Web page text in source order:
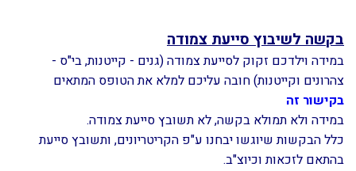
בקשה לשיבוץ סייעת צמודה
במידה וילדכם זקוק לסייעת צמודה (גנים - קייטנות, בי"ס -
צהרונים וקייטנות) חובה עליכם למלא את הטופס המתאים
בקישור זה
במידה ולא תמולא בקשה, לא תשובץ סייעת צמודה.
כלל הבקשות שיוגשו יבחנו ע"פ הקריטריונים, ותשובץ סייעת
בהתאם לזכאות וכיוצ"ב.